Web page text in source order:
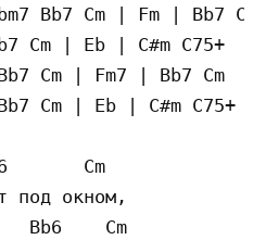
Bb7 Cm | Fm | Bb7 Cm
Cm | Eb | C#m C75+
Cm | Fm7 | Bb7 Cm
Cm | Eb | C#m C75+
Cm
под окном,
Cm